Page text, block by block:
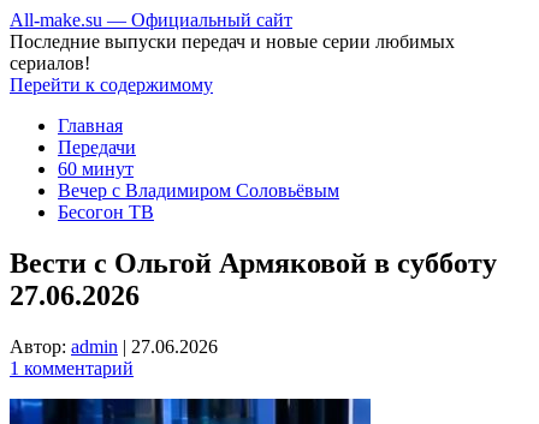
All-make.su — Официальный сайт
Последние выпуски передач и новые серии любимых
сериалов!
Перейти к содержимому
Главная
Передачи
60 минут
Вечер с Владимиром Соловьёвым
Бесогон ТВ
Вести с Ольгой Армяковой в субботу
27.06.2026
Автор: admin | 27.06.2026
1 комментарий